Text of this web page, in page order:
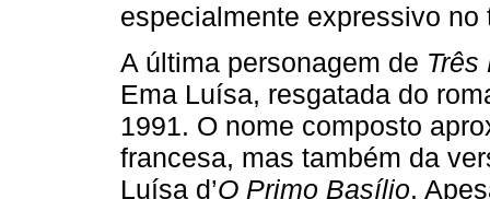
especialmente expressivo no
A última personagem de Três
Ema Luísa, resgatada do
1991. O nome composto
francesa, mas também da
Luísa d’O Primo Basílio.